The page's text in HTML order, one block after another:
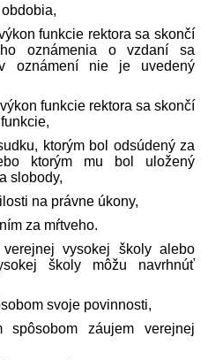
funkcie rektora sa skončí
oznámenia o vzdaní sa
oznámení nie je uvedený
funkcie rektora sa skončí
ktorým bol odsúdený za
ktorým mu bol uložený
slobody,
na právne úkony,
za mŕtveho.
vysokej školy alebo
školy môžu navrhnúť
svoje povinnosti,
spôsobom záujem verejnej